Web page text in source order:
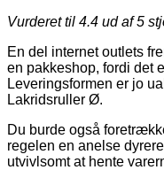
Vurderet til 4.4 ud af 5
En del internet outlets
en pakkeshop, fordi det
Leveringsformen er jo
Lakridsruller Ø.
Du burde også
regelen en anelse
utvivlsomt at hente